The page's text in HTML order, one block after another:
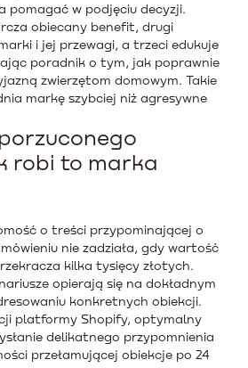
pomagać w podjęciu decyzji.
obiecany benefit, drugi
i jej przewagi, a trzeci edukuje
poradnik o tym, jak poprawnie
zwierzętom domowym. Takie
markę szybciej niż agresywne
robi to marka
o treści przypominającej o
nie zadziała, gdy wartość
kilka tysięcy złotych.
opierają się na dokładnym
konkretnych obiekcji.
platformy Shopify, optymalny
delikatnego przypomnienia
przełamującej obiekcje po 24